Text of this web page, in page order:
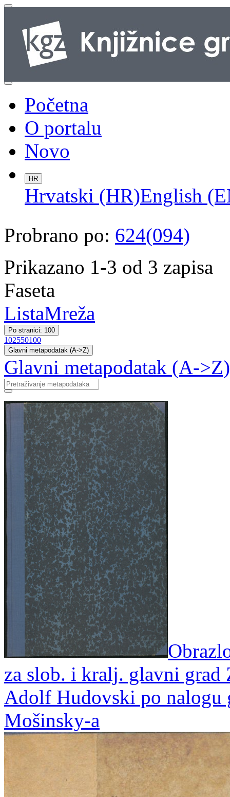
Početna
O portalu
Novo
HR
Hrvatski (HR)English
Probrano po: 624(094)
Prikazano 1-3 od 3 zapisa
Faseta
ListaMreža
Po stranici: 100
102550100
Glavni metapodatak (A->Z)
Glavni metapodatak (A->Z)
za slob. i kralj. glavni grad
Adolf Hudovski po nalogu
Mošinsky-a